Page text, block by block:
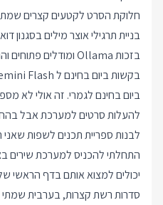
חלוקת הסרט לקטעים קצרים
בניית תרגילי אוצר מילים בסגנון
ביום בחינם לגמרי. זה אולי לא
להעלות סרטים למערכת אבל
לבנות ספריית תכנים לשפות שאני
התחלתי להכניס למערכת שירים
יכולים למצוא אותם בדף הראשי